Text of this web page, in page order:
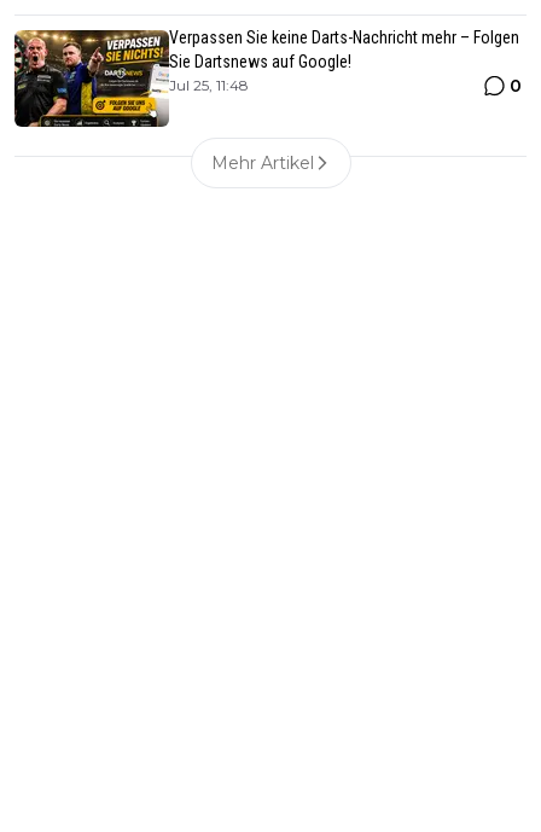
Verpassen Sie keine Darts-Nachricht mehr – Folgen
Sie Dartsnews auf Google!
Jul 25, 11:48 0
Mehr Artikel